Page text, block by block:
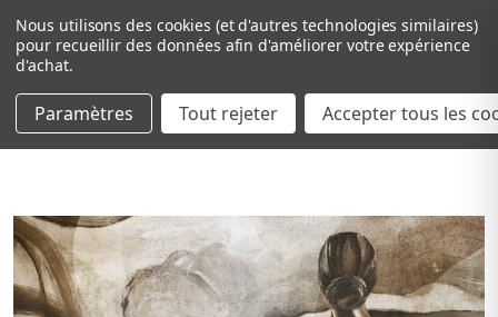
Passer au contenu principal
Nous utilisons des cookies (et d'autres technologies similaires)
pour recueillir des données afin d'améliorer votre expérience
d'achat.
Paramètres Tout rejeter Accepter tous les